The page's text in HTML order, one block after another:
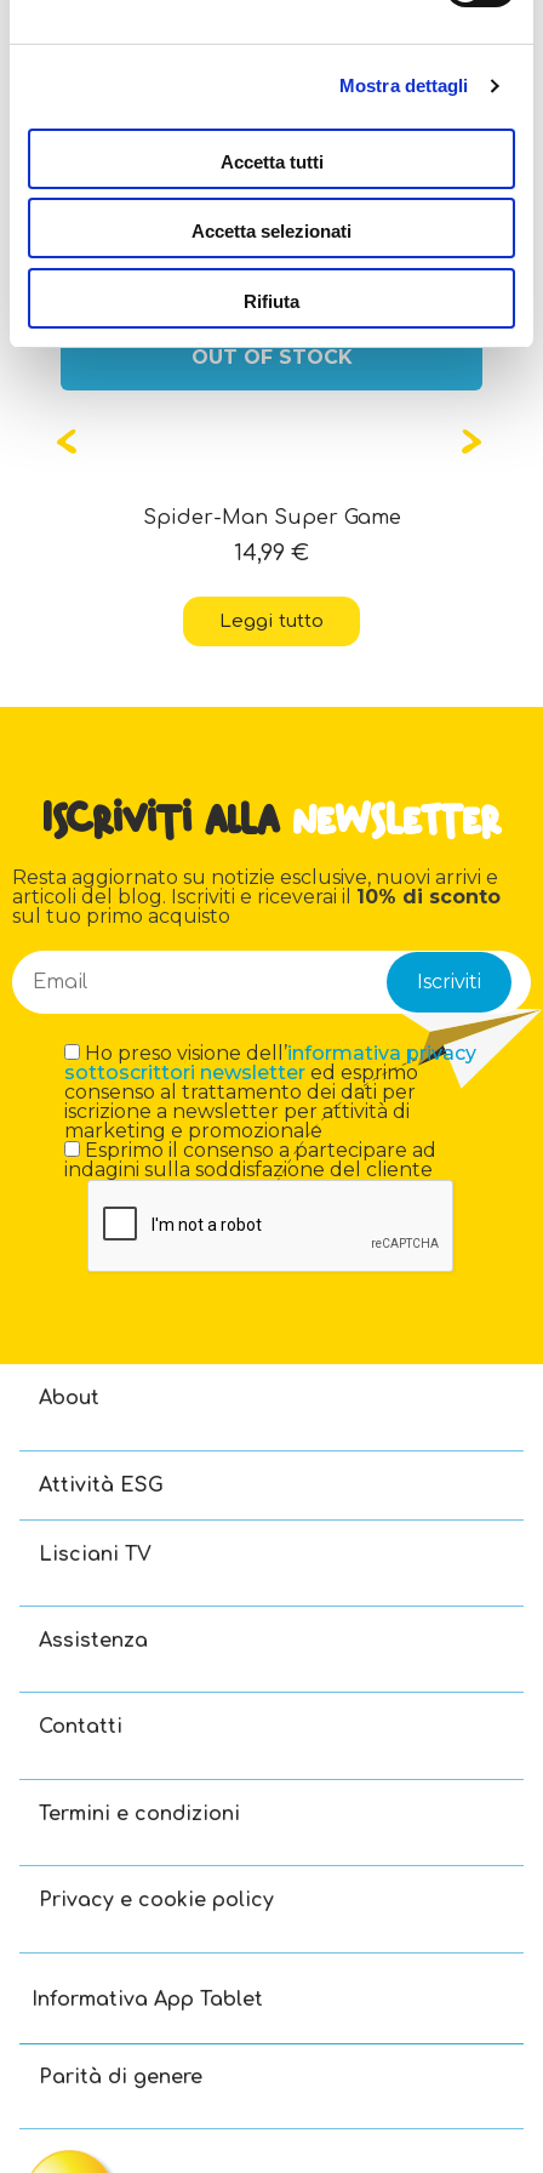
Mostra dettagli
Accetta tutti
Accetta selezionati
Rifiuta
Potrebbe interessarti
anche...
OUT OF STOCK
Spider-Man Super Game
14,99 €
Leggi tutto
Iscriviti alla newsletter
Resta aggiornato su notizie esclusive, nuovi arrivi e
articoli del blog. Iscriviti e riceverai il 10% di sconto
sul tuo primo acquisto
Ho preso visione dell’informativa privacy
sottoscrittori newslettered esprimo
consenso al trattamento dei dati per
iscrizione a newsletter per attività di
marketing e promozionale
Esprimo il consenso a partecipare ad
indagini sulla soddisfazione del cliente
About
Attività ESG
Lisciani TV
Assistenza
Contatti
Termini e condizioni
Privacy e cookie policy
Informativa App Tablet
Parità di genere